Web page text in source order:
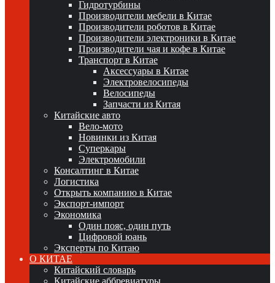
Гидротурбины
Производители мебели в Китае
Производители роботов в Китае
Производители электроники в Китае
Производители чая и кофе в Китае
Транспорт в Китае
Аксессуары в Китае
Электровелосипеды
Велосипеды
Запчасти из Китая
Китайские авто
Вело-мото
Новинки из Китая
Суперкары
Электромобили
Консалтинг в Китае
Логистика
Открыть компанию в Китае
Экспорт-импорт
Экономика
Один пояс, один путь
Цифровой юань
Эксперты по Китаю
О КИТАЕ
Китайский словарь
Китайские аббревиатуры